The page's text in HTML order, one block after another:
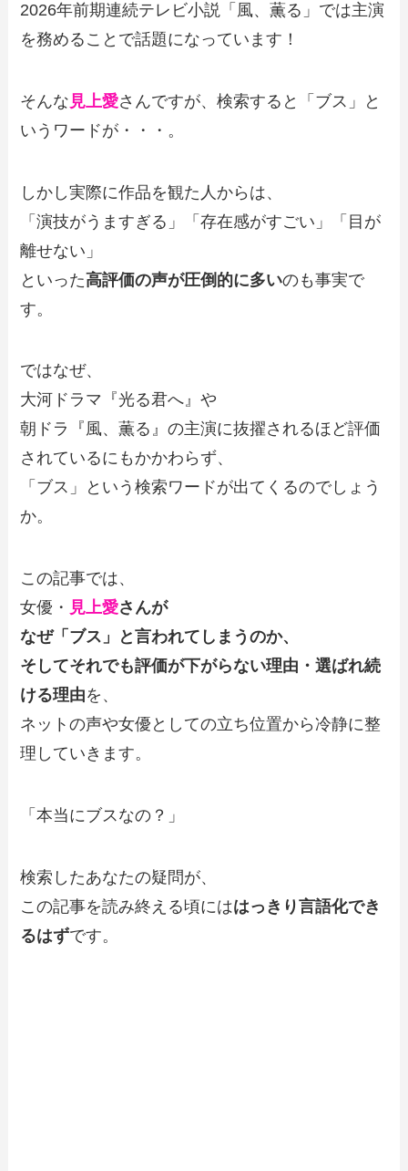
2026年前期連続テレビ小説「風、薫る」では主演
を務めることで話題になっています！
そんな 見上愛さんですが、検索すると「ブス」と
いうワードが・・・。
しかし実際に作品を観た人からは、
「演技がうますぎる」「存在感がすごい」「目が
離せない」
といった高評価の声が圧倒的に多いのも事実で
す。
ではなぜ、
大河ドラマ『光る君へ』や
朝ドラ『風、薫る』の主演に抜擢されるほど評価
されているにもかかわらず、
「ブス」という検索ワードが出てくるのでしょう
か。
この記事では、
女優・ 見上愛さんが
なぜ「ブス」と言われてしまうのか、
そしてそれでも評価が下がらない理由・選ばれ続
ける理由を、
ネットの声や女優としての立ち位置から冷静に整
理していきます。
「本当にブスなの？」
検索したあなたの疑問が、
この記事を読み終える頃にははっきり言語化でき
るはずです。